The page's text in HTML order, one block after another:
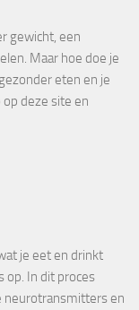
gewicht, een
Maar hoe doe je
eten en je
deze site en
je eet en drinkt
op. In dit proces
neurotransmitters en